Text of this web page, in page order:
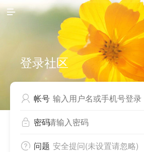

登录社区
 帐号
 密码
 问题 安全提问(未设置请忽略)